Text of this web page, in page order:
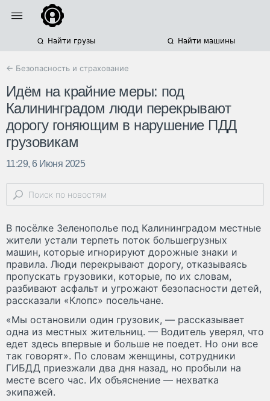
Найти грузы Найти машины
← Безопасность и страхование
Идём на крайние меры: под
Калининградом люди перекрывают
дорогу гоняющим в нарушение ПДД
грузовикам
11:29, 6 Июня 2025
В посёлке Зеленополье под Калининградом местные
жители устали терпеть поток большегрузных
машин, которые игнорируют дорожные знаки и
правила. Люди перекрывают дорогу, отказываясь
пропускать грузовики, которые, по их словам,
разбивают асфальт и угрожают безопасности детей,
рассказали «Клопс» посельчане.
«Мы остановили один грузовик, — рассказывает
одна из местных жительниц. — Водитель уверял, что
едет здесь впервые и больше не поедет. Но они все
так говорят». По словам женщины, сотрудники
ГИБДД приезжали два дня назад, но пробыли на
месте всего час. Их объяснение — нехватка
экипажей.